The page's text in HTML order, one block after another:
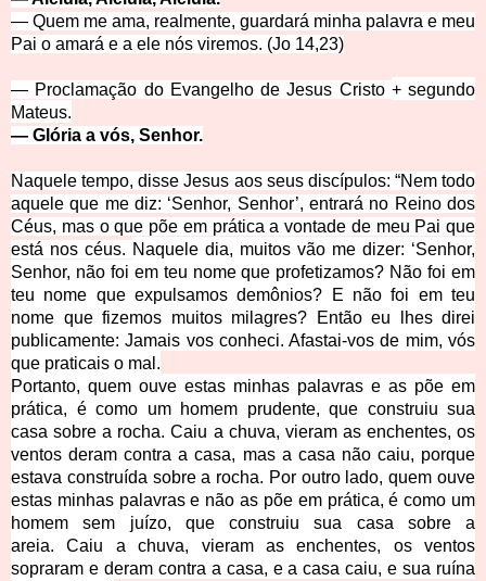
— Quem me ama, realmente, guardará minha palavra e meu
Pai o amará e a ele nós viremos. (Jo 14,23)
— Proclamação do Evangelho de Jesus Cristo +segundo
Mateus.
— Glória a vós, Senhor.
Naquele tempo, disse Jesus aos seus discípulos: “Nem todo
aquele que me diz: ‘Senhor, Senhor’, entrará no Reino dos
Céus, mas o que põe em prática a vontade de meu Pai que
está nos céus. Naquele dia, muitos vão me dizer: ‘Senhor,
Senhor, não foi em teu nome que profetizamos? Não foi em
teu nome que expulsamos demônios? E não foi em teu
nome que fizemos muitos milagres?
Então eu lhes direi
publicamente: Jamais vos conheci. Afastai-vos de mim, vós
que praticais o mal.
Portanto, quem ouve estas minhas palavras e as põe em
prática, é como um homem prudente, que construiu sua
casa sobre a rocha.Caiu a chuva, vieram as enchentes, os
ventos deram contra a casa, mas a casa não caiu, porque
estava construída sobre a rocha. Por outro lado, quem ouve
estas minhas palavras e não as põe em prática, é como um
homem sem juízo, que construiu sua casa sobre a
areia.Caiu a chuva, vieram as enchentes, os ventos
sopraram e deram contra a casa, e a casa caiu, e sua ruína